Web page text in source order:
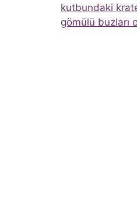
kutbundaki
gömülü buzları